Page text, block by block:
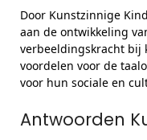
Door Kunstzinnige
aan de ontwikkeling
verbeeldingskracht bij
voordelen voor de
voor hun sociale en
Antwoorden